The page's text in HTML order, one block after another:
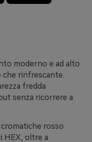
moderno e ad alto
rinfrescante.
fredda
senza ricorrere a
rosso
HEX, oltre a